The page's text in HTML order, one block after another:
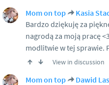
Mom on top Kasia
Bardzo dziękuję za
nagrodą za moją pracę
modlitwie w tej sprawie.
View in discussion
Mom on top Dawid